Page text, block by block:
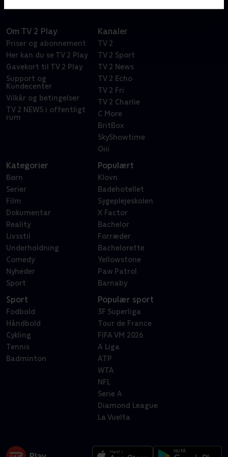
Om TV 2 Play
Priser og abonnement
Her kan du se TV 2 Play
Gavekort til TV 2 Play
Support og
Kundecenter
Vilkår og betingelser
TV 2 NEWS i offentligt
rum
Kanaler
TV 2
TV 2 Sport
TV 2 News
TV 2 Echo
TV 2 Fri
TV 2 Charlie
C More
BritBox
SkyShowtime
Oiii
Kategorier
Børn
Serier
Film
Dokumentar
Reality
Livsstil
Underholdning
Comedy
Nyheder
Sport
Populært
Klovn
Badehotellet
Sygeplejeskolen
X Factor
Bachelor
Forræder
Bachelorette
Yellowstone
Paw Patrol
Barnaby
Sport
Fodbold
Håndbold
Cykling
Tennis
Badminton
Populær sport
3F Superliga
Tour de France
FIFA VM 2026
A Liga
ATP
WTA
NFL
Serie A
Diamond League
La Vuelta